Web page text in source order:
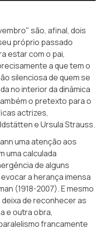
são, afinal, dois
próprio passado
estar com o pai,
a que tem o
silenciosa de quem se
no interior da dinâmica
o pretexto para o
actrizes,
e Ursula Strauss.
uma atenção aos
uma calculada
de alguns
a herança imensa
(1918-2007). E mesmo
de reconhecer as
e outra obra,
francamente